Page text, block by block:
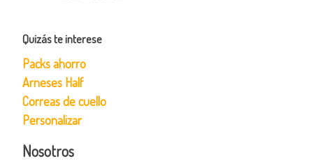
Quizás te interese
Packs ahorro
Arneses Half
Correas de cuello
Personalizar
Nosotros